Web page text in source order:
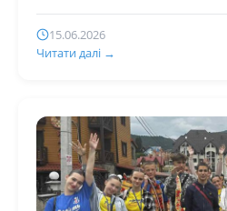
15.06.2026
Читати далі →